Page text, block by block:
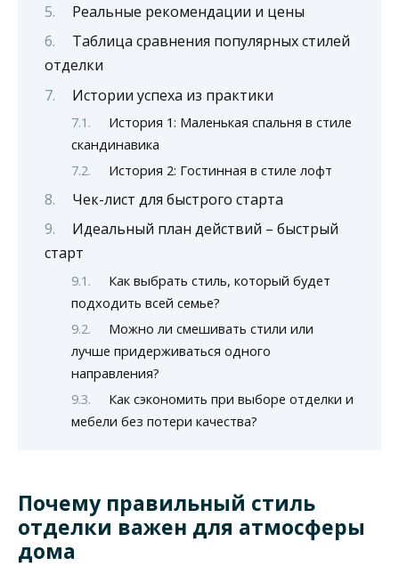
Реальные рекомендации и цены
Таблица сравнения популярных стилей
отделки
Истории успеха из практики
История 1: Маленькая спальня в стиле
скандинавика
История 2: Гостинная в стиле лофт
Чек-лист для быстрого старта
Идеальный план действий – быстрый
старт
Как выбрать стиль, который будет
подходить всей семье?
Можно ли смешивать стили или
лучше придерживаться одного
направления?
Как сэкономить при выборе отделки и
мебели без потери качества?
Почему правильный стиль
отделки важен для атмосферы
дома